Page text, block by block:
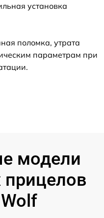
установка
поломка, утрата
параметрам при
модели
прицелов